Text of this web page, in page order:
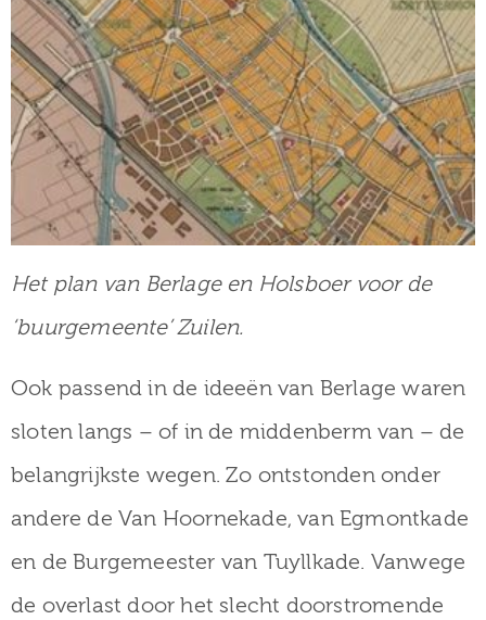
Het plan van Berlage en Holsboer voor de
‘buurgemeente’ Zuilen.
Ook passend in de ideeën van Berlage waren
sloten langs – of in de middenberm van – de
belangrijkste wegen. Zo ontstonden onder
andere de Van Hoornekade, van Egmontkade
en de Burgemeester van Tuyllkade. Vanwege
de overlast door het slecht doorstromende